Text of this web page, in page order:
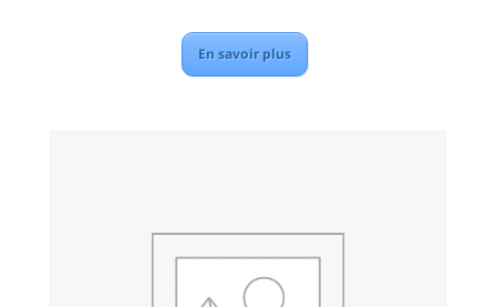
En savoir plus